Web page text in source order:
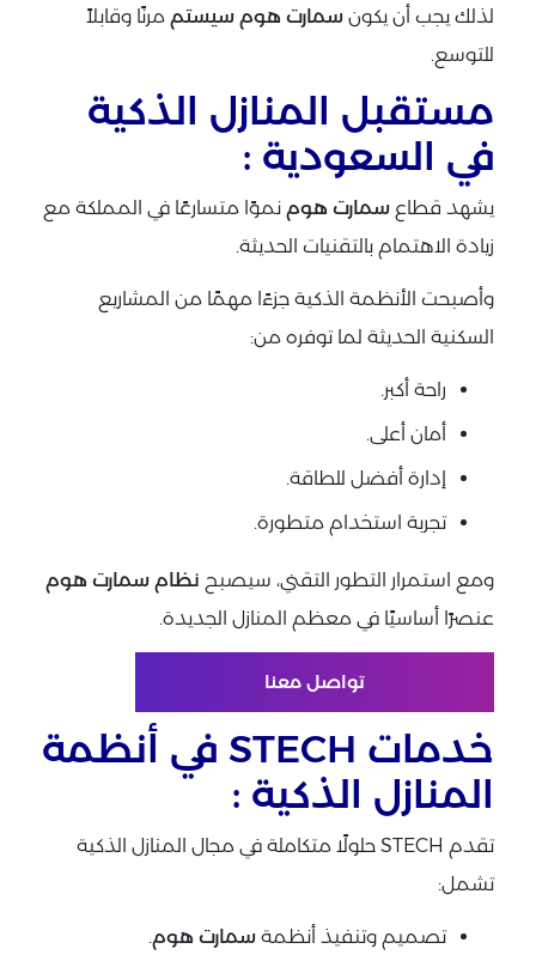
لذلك يجب أن يكون سمارت هوم سيستم مرنًا وقابلاً
للتوسع.
مستقبل المنازل الذكية
في السعودية :
يشهد قطاع سمارت هوم نموًا متسارعًا في المملكة مع
زيادة الاهتمام بالتقنيات الحديثة.
وأصبحت الأنظمة الذكية جزءًا مهمًا من المشاريع
السكنية الحديثة لما توفره من:
راحة أكبر.
أمان أعلى.
إدارة أفضل للطاقة.
تجربة استخدام متطورة.
ومع استمرار التطور التقني، سيصبح نظام سمارت هوم
عنصرًا أساسيًا في معظم المنازل الجديدة.
تواصل معنا
خدمات STECH في أنظمة
المنازل الذكية :
تقدم STECH حلولًا متكاملة في مجال المنازل الذكية
تشمل:
تصميم وتنفيذ أنظمة سمارت هوم